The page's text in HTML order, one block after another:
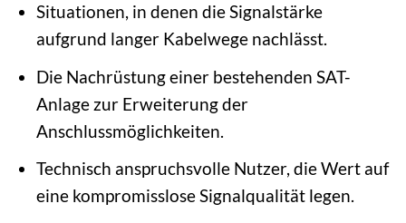
Situationen, in denen die Signalstärke
aufgrund langer Kabelwege nachlässt.
Die Nachrüstung einer bestehenden SAT-
Anlage zur Erweiterung der
Anschlussmöglichkeiten.
Technisch anspruchsvolle Nutzer, die Wert auf
eine kompromisslose Signalqualität legen.